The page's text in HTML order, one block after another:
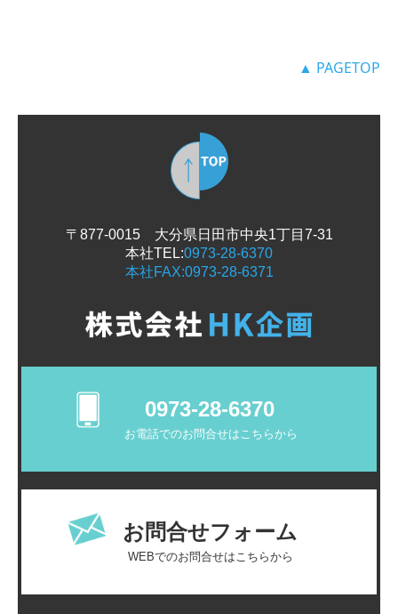
▲ PAGETOP
〒877-0015 大分県日田市中央1丁目7-31
本社TEL:0973-28-6370
本社FAX:0973-28-6371
0973-28-6370
お電話でのお問合せはこちらから
お問合せフォーム
WEBでのお問合せはこちらから